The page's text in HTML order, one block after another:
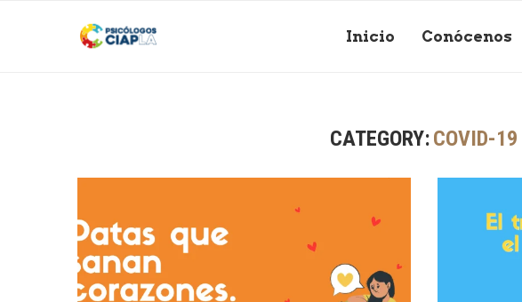
Inicio Conócenos
CATEGORY:COVID-19